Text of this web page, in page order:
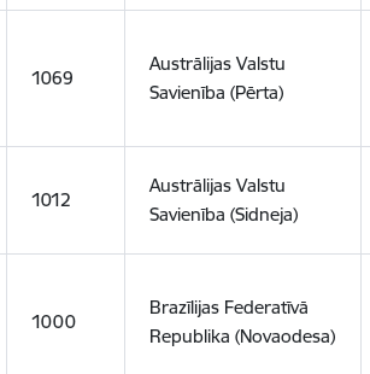
1069
Austrālijas Valstu
Savienība (Pērta)
1012
Austrālijas Valstu
Savienība (Sidneja)
1000
Brazīlijas Federatīvā
Republika (Novaodesa)